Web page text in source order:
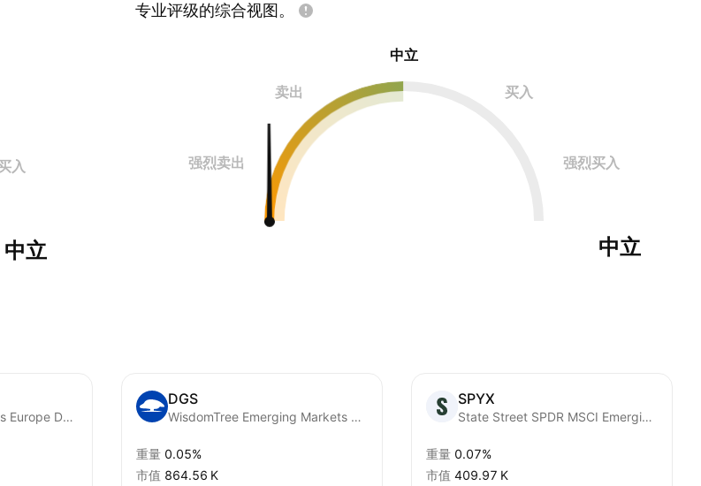
入
中立
专业评级的综合视图。
中立
卖出 买入
强烈卖出 强烈买入
中立
Ishares V Plc - Ishares Europe Defence Ucits ETF Accum Shs EUR
DGS
WisdomTree Emerging Markets SmallCap Dividend Fund
重量 0.05%
市值 ‪864.56 K‬
SPYX
State Street SPDR MSCI Emerging Markets Small Cap UCITS ETF Accum USD
重量 0.07%
市值 ‪409.97 K‬